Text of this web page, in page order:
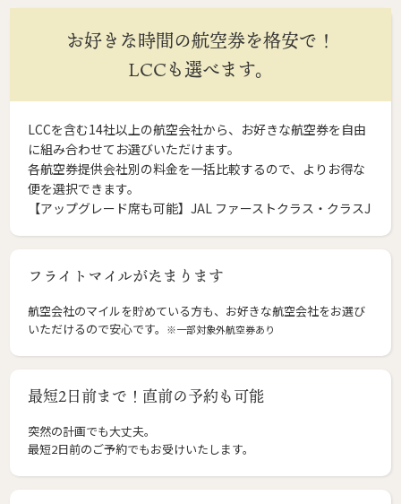
お好きな時間の航空券を格安で！
LCCも選べます。
LCCを含む14社以上の航空会社から、お好きな航空券を自由
に組み合わせてお選びいただけます。
各航空券提供会社別の料金を一括比較するので、よりお得な
便を選択できます。
【アップグレード席も可能】JAL ファーストクラス・クラスJ
フライトマイルがたまります
航空会社のマイルを貯めている方も、お好きな航空会社をお選び
いただけるので安心です。
※一部対象外航空券あり
最短2日前まで！直前の予約も可能
突然の計画でも大丈夫。
最短2日前のご予約でもお受けいたします。